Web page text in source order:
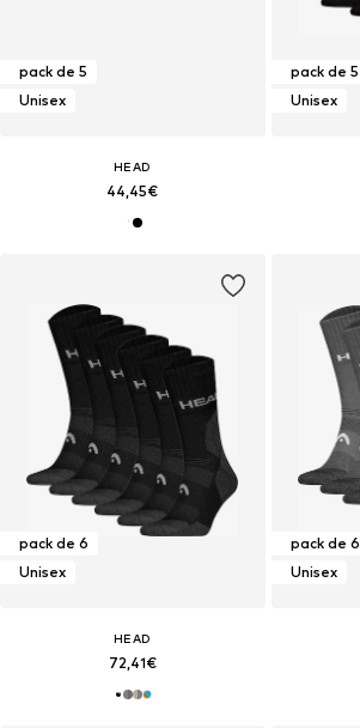
pack de 5
Unisex
HEAD
44,45€
pack de 5
Unisex
pack de 6
Unisex
HEAD
72,41€
pack de 6
Unisex